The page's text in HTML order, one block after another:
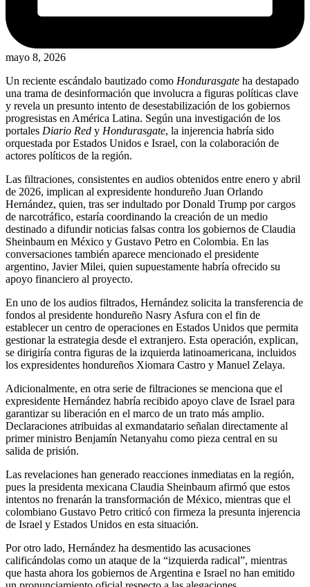
mayo 8, 2026
Un reciente escándalo bautizado como Hondurasgate ha destapado
una trama de desinformación que involucra a figuras políticas clave
y revela un presunto intento de desestabilización de los gobiernos
progresistas en América Latina. Según una investigación de los
portales Diario Red y Hondurasgate, la injerencia habría sido
orquestada por Estados Unidos e Israel, con la colaboración de
actores políticos de la región.
Las filtraciones, consistentes en audios obtenidos entre enero y abril
de 2026, implican al expresidente hondureño Juan Orlando
Hernández, quien, tras ser indultado por Donald Trump por cargos
de narcotráfico, estaría coordinando la creación de un medio
destinado a difundir noticias falsas contra los gobiernos de Claudia
Sheinbaum en México y Gustavo Petro en Colombia. En las
conversaciones también aparece mencionado el presidente
argentino, Javier Milei, quien supuestamente habría ofrecido su
apoyo financiero al proyecto.
En uno de los audios filtrados, Hernández solicita la transferencia de
fondos al presidente hondureño Nasry Asfura con el fin de
establecer un centro de operaciones en Estados Unidos que permita
gestionar la estrategia desde el extranjero. Esta operación, explican,
se dirigiría contra figuras de la izquierda latinoamericana, incluidos
los expresidentes hondureños Xiomara Castro y Manuel Zelaya.
Adicionalmente, en otra serie de filtraciones se menciona que el
expresidente Hernández habría recibido apoyo clave de Israel para
garantizar su liberación en el marco de un trato más amplio.
Declaraciones atribuidas al exmandatario señalan directamente al
primer ministro Benjamín Netanyahu como pieza central en su
salida de prisión.
Las revelaciones han generado reacciones inmediatas en la región,
pues la presidenta mexicana Claudia Sheinbaum afirmó que estos
intentos no frenarán la transformación de México, mientras que el
colombiano Gustavo Petro criticó con firmeza la presunta injerencia
de Israel y Estados Unidos en esta situación.
Por otro lado, Hernández ha desmentido las acusaciones
calificándolas como un ataque de la “izquierda radical”, mientras
que hasta ahora los gobiernos de Argentina e Israel no han emitido